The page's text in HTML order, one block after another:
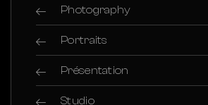
Photography
Portraits
Présentation
Studio